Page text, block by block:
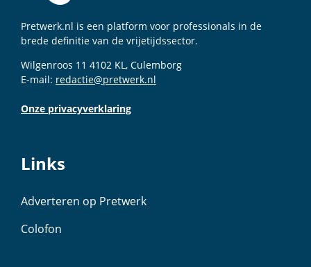
Pretwerk.nl is een platform voor professionals in de
brede definitie van de vrijetijdssector.
Wilgenroos 11 4102 KL, Culemborg
E-mail: redactie@pretwerk.nl
Onze privacyverklaring
Links
Adverteren op Pretwerk
Colofon